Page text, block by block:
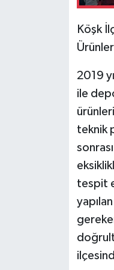
Köşk
2019
ile
teknik
tespit